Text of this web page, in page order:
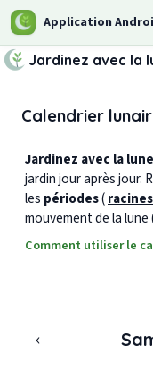
Application
Jardinez avec la
Calendrier
Jardinez avec la lune
jardin jour après jour.
les périodes(racines
mouvement de la lune
Comment utiliser le
‹